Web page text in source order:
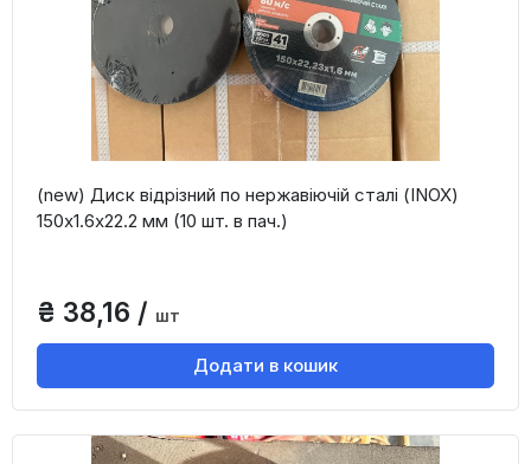
(new) Диск відрізний по нержавіючій сталі (INOX)
150х1.6х22.2 мм (10 шт. в пач.)
₴ 38,16 / шт
Додати в кошик